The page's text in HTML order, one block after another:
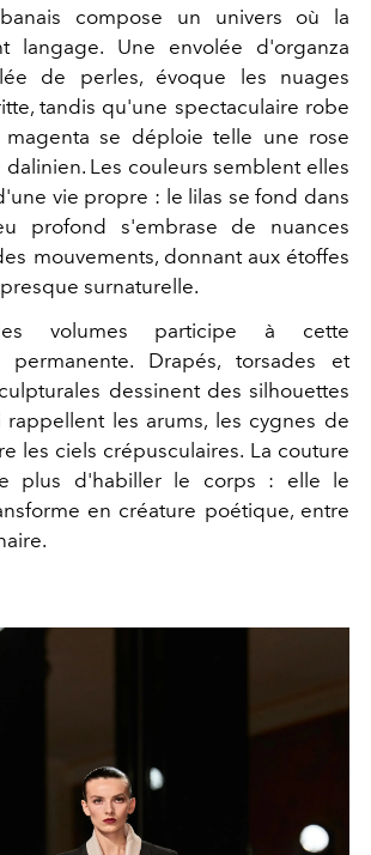
compose un univers où la
langage. Une envolée d'organza
de perles, évoque les nuages
tandis qu'une spectaculaire robe
se déploie telle une rose
Les couleurs semblent elles
vie propre : le lilas se fond dans
profond s'embrase de nuances
mouvements, donnant aux étoffes
surnaturelle.
volumes participe à cette
permanente. Drapés, torsades et
dessinent des silhouettes
les arums, les cygnes de
les ciels crépusculaires. La couture
plus d'habiller le corps : elle le
en créature poétique, entre